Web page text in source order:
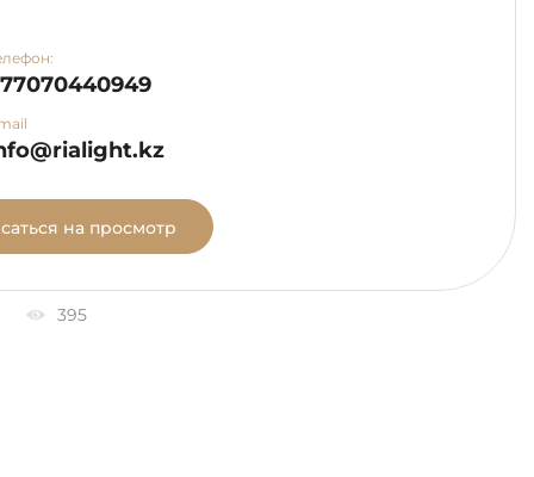
на просмотр
395